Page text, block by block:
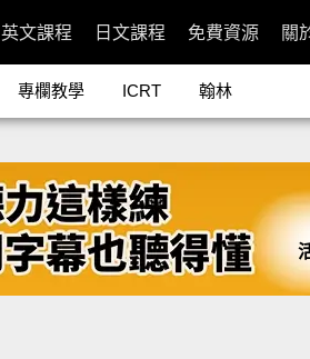
英文課程 日文課程 免費資源 關
專欄教學 ICRT 翰林